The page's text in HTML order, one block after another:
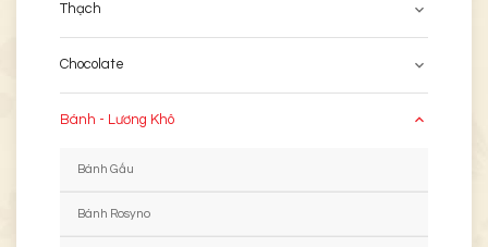
Thạch
Chocolate
Bánh - Lương Khô
Bánh Gấu
Bánh Rosyno